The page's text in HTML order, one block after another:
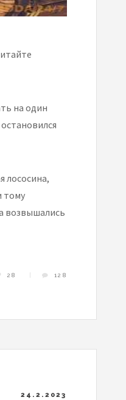
на один
лососина,
тому
возвышались
28 128
24.2.2023